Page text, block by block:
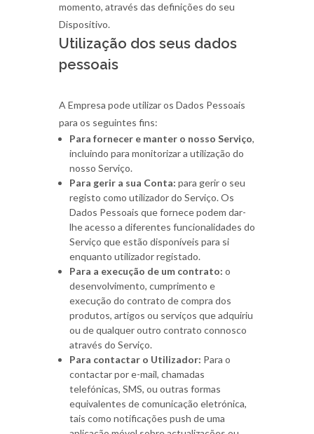
momento, através das definições do seu
Dispositivo.
Utilização dos seus dados
pessoais
A Empresa pode utilizar os Dados Pessoais
para os seguintes fins:
Para fornecer e manter o nosso Serviço,
incluindo para monitorizar a utilização do
nosso Serviço.
Para gerir a sua Conta: para gerir o seu
registo como utilizador do Serviço. Os
Dados Pessoais que fornece podem dar-
lhe acesso a diferentes funcionalidades do
Serviço que estão disponíveis para si
enquanto utilizador registado.
Para a execução de um contrato: o
desenvolvimento, cumprimento e
execução do contrato de compra dos
produtos, artigos ou serviços que adquiriu
ou de qualquer outro contrato connosco
através do Serviço.
Para contactar o Utilizador: Para o
contactar por e-mail, chamadas
telefónicas, SMS, ou outras formas
equivalentes de comunicação eletrónica,
tais como notificações push de uma